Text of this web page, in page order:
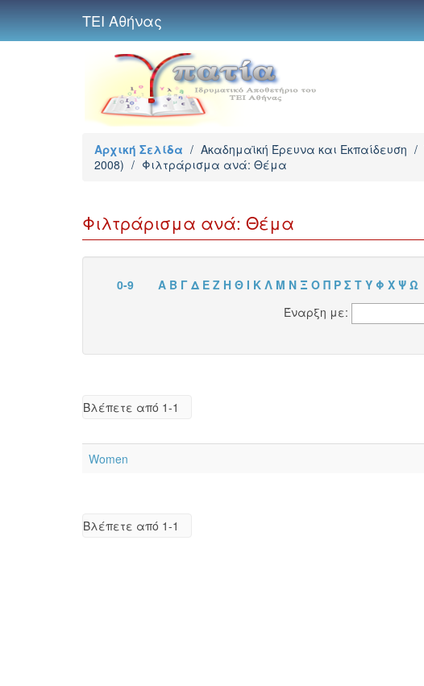
ΤΕΙ Αθήνας
Αρχική Σελίδα / Ακαδημαϊκή Έρευνα και Εκπαίδευση /
2008) / Φιλτράρισμα ανά: Θέμα
Φιλτράρισμα ανά: Θέμα
0-9 Α Β Γ Δ Ε Ζ Η Θ Ι Κ Λ Μ Ν Ξ Ο Π Ρ Σ Τ Υ Φ Χ Ψ Ω
Έναρξη με:
Βλέπετε από 1-1
Women
Βλέπετε από 1-1